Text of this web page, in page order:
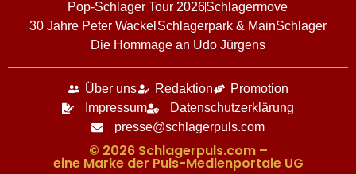
Pop-Schlager Tour 2026Schlagermove
30 Jahre Peter Wackel Schlagerpark & MainSchlager
Die Hommage an Udo Jürgens
Über uns Redaktion
Promotion
Impressum
Datenschutzerklärung
presse@schlagerpuls.com
© 2026 Schlagerpuls.com –
eine Marke der Puls-Medienportale UG​